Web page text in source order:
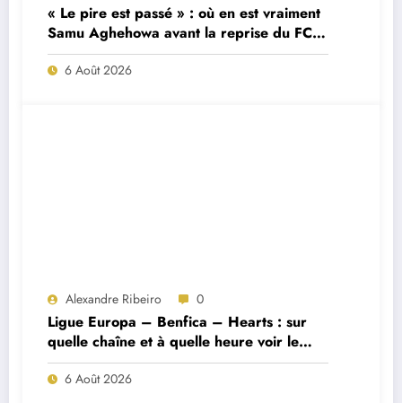
« Le pire est passé » : où en est vraiment
Samu Aghehowa avant la reprise du FC
Porto ?
6 Août 2026
Alexandre Ribeiro 0
Ligue Europa – Benfica – Hearts : sur
quelle chaîne et à quelle heure voir le
match ?
6 Août 2026